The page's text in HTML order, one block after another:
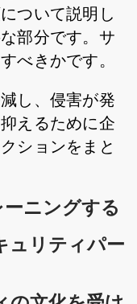
ついて説明し
部分です。サ
べきかです。
し、侵害が発
えるために企
ションをまと
ニングする
ュリティパー